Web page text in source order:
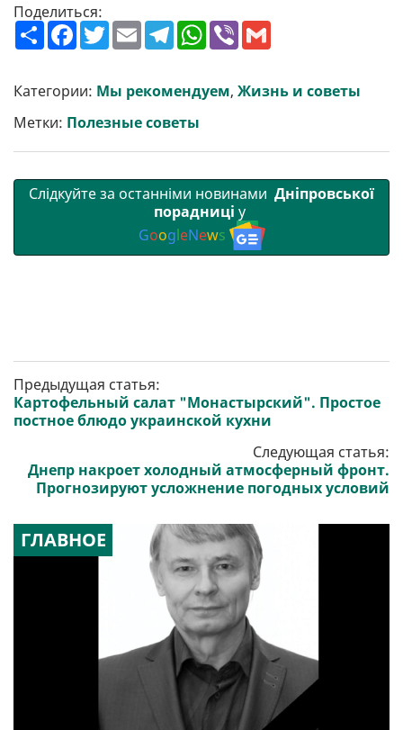
Поделиться:
П
о
ш
р
и
и
F
a
c
b
o
k
T
w
t
e
E
m
a
l
T
e
g
r
m
W
h
a
s
A
V
b
r l
Категории: Мы рекомендуем, Жизнь и советы
Метки: Полезные советы
Слідкуйте за останніми новинами Дніпровської
порадниці у
GoogleNews
Предыдущая статья:
Картофельный салат "Монастырский". Простое
постное блюдо украинской кухни
Следующая статья:
Днепр накроет холодный атмосферный фронт.
Прогнозируют усложнение погодных условий
ГЛАВНОЕ